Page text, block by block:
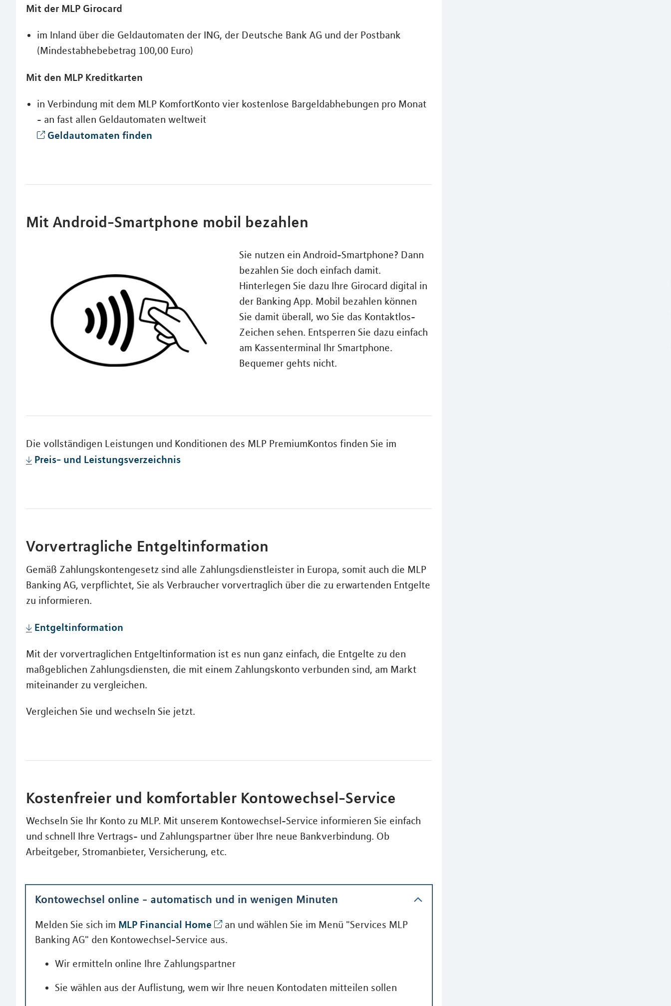
Mit der MLP Girocard
im Inland über die Geldautomaten der ING, der Deutsche Bank AG und der Postbank
(Mindestabhebebetrag 100,00 Euro)
Mit den MLP Kreditkarten
in Verbindung mit dem MLP KomfortKonto vier kostenlose Bargeldabhebungen pro Monat
- an fast allen Geldautomaten weltweit
Geldautomaten finden
Mit Android-Smartphone mobil bezahlen
Sie nutzen ein Android-Smartphone? Dann
bezahlen Sie doch einfach damit.
Hinterlegen Sie dazu Ihre Girocard digital in
der Banking App. Mobil bezahlen können
Sie damit überall, wo Sie das Kontaktlos-
Zeichen sehen. Entsperren Sie dazu einfach
am Kassenterminal Ihr Smartphone.
Bequemer gehts nicht.
Die vollständigen Leistungen und Konditionen des MLP PremiumKontos finden Sie im
Preis- und Leistungsverzeichnis
Vorvertragliche Entgeltinformation
Gemäß Zahlungskontengesetz sind alle Zahlungsdienstleister in Europa, somit auch die MLP
Banking AG, verpflichtet, Sie als Verbraucher vorvertraglich über die zu erwartenden Entgelte
zu informieren.
Entgeltinformation
Mit der vorvertraglichen Entgeltinformation ist es nun ganz einfach, die Entgelte zu den
maßgeblichen Zahlungsdiensten, die mit einem Zahlungskonto verbunden sind, am Markt
miteinander zu vergleichen.
Vergleichen Sie und wechseln Sie jetzt.
Kostenfreier und komfortabler Kontowechsel-Service
Wechseln Sie Ihr Konto zu MLP. Mit unserem Kontowechsel-Service informieren Sie einfach
und schnell Ihre Vertrags- und Zahlungspartner über Ihre neue Bankverbindung. Ob
Arbeitgeber, Stromanbieter, Versicherung, etc.
Kontowechsel online - automatisch und in wenigen Minuten
Melden Sie sich im MLP Financial Home
an und wählen Sie im Menü "Services MLP
Banking AG" den Kontowechsel-Service aus.
Wir ermitteln online Ihre Zahlungspartner
Sie wählen aus der Auflistung, wem wir Ihre neuen Kontodaten mitteilen sollen